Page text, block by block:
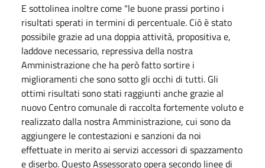
E sottolinea inoltre come "le buone prassi portino i
risultati sperati in termini di percentuale. Ciò è stato
possibile grazie ad una doppia attività, propositiva e,
laddove necessario, repressiva della nostra
Amministrazione che ha però fatto sortire i
miglioramenti che sono sotto gli occhi di tutti. Gli
ottimi risultati sono stati raggiunti anche grazie al
nuovo Centro comunale di raccolta fortemente voluto e
realizzato dalla nostra Amministrazione, cui sono da
aggiungere le contestazioni e sanzioni da noi
effettuate in merito ai servizi accessori di spazzamento
e diserbo. Questo Assessorato opera secondo linee di